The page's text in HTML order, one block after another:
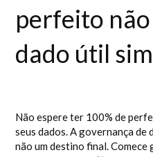
perfeito
dado útil sim
Não espere ter 100% de
seus dados. A governança de
não um destino final.